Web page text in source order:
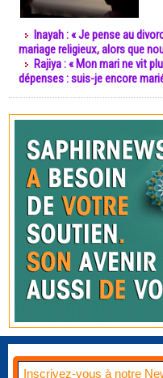
Inayah : « Je pense au
mariage religieux, alors que
Rajiya : « Mon mari ne vit
dépenses : suis-je encore